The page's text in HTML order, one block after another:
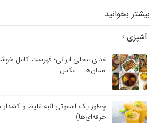
بیشتر بخوانید
آشپزی
غذای محلی ایرانی؛ فهرست کامل
استان‌ها + عکس
چطور یک اسموتی انبه غلیظ و
حرفه‌ای‌ها)